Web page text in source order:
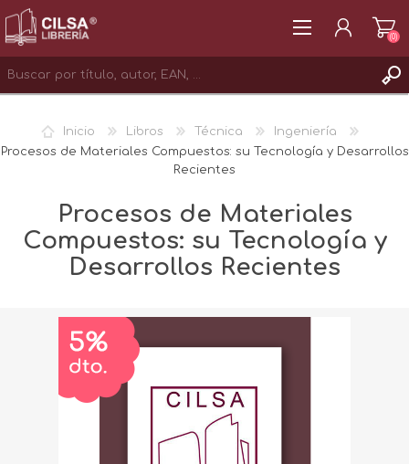
INICIAR SESIÓN
(0)
Inicio Libros Técnica
Ingeniería
Procesos de Materiales Compuestos: su Tecnología y Desarrollos
Recientes
Procesos de Materiales
Compuestos: su Tecnología y
Desarrollos Recientes